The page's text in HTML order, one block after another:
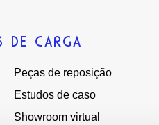
DE CARGA
Peças de reposição
Estudos de caso
Showroom virtual